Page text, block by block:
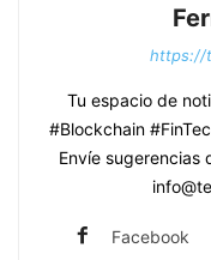
https://
Tu espacio de
#Blockchain
Envíe sugerencias
Facebook